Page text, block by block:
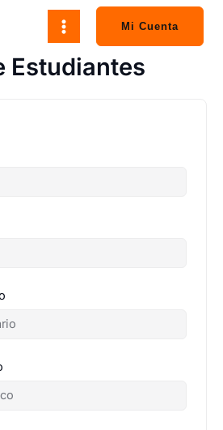
Mi Cuenta
Estudiantes